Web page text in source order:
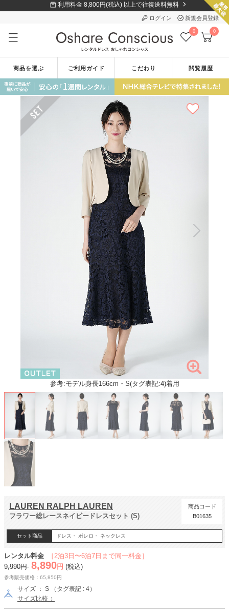
利用料金 8,800円(税込) 以上で往復送料無料
ログイン 新規会員登録
0 0
商品を選ぶ ご利用ガイド こだわり 閲覧履歴
参考:モデル身長166cm・S(タグ表記:4)着用
LAUREN RALPH LAUREN
フラワー総レースネイビードレスセット (S)
商品コード
B01635
セット商品 ドレス・ ボレロ・ ネックレス
［2泊3日〜6泊7日まで同一料金］
レンタル料金
9,990円 8,890 円 (税込)
参考販売価格：65,850円
サイズ ： S （タグ表記 : 4）
サイズ比較